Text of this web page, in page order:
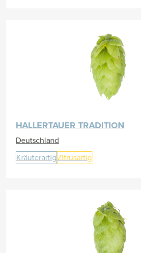
HALLERTAUER TRADITION
Deutschland
KräuterartigZitrusartig